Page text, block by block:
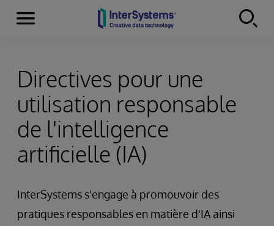
Skip to content
Menu
Directives pour une
utilisation responsable
de l'intelligence
artificielle (IA)
InterSystems s'engage à promouvoir des
pratiques responsables en matière d'IA ainsi